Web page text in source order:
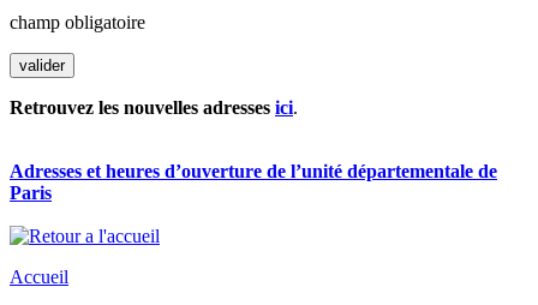
champ obligatoire
Retrouvez les nouvelles adresses ici.
Adresses et heures d’ouverture de l’unité départementale de
Paris
Accueil